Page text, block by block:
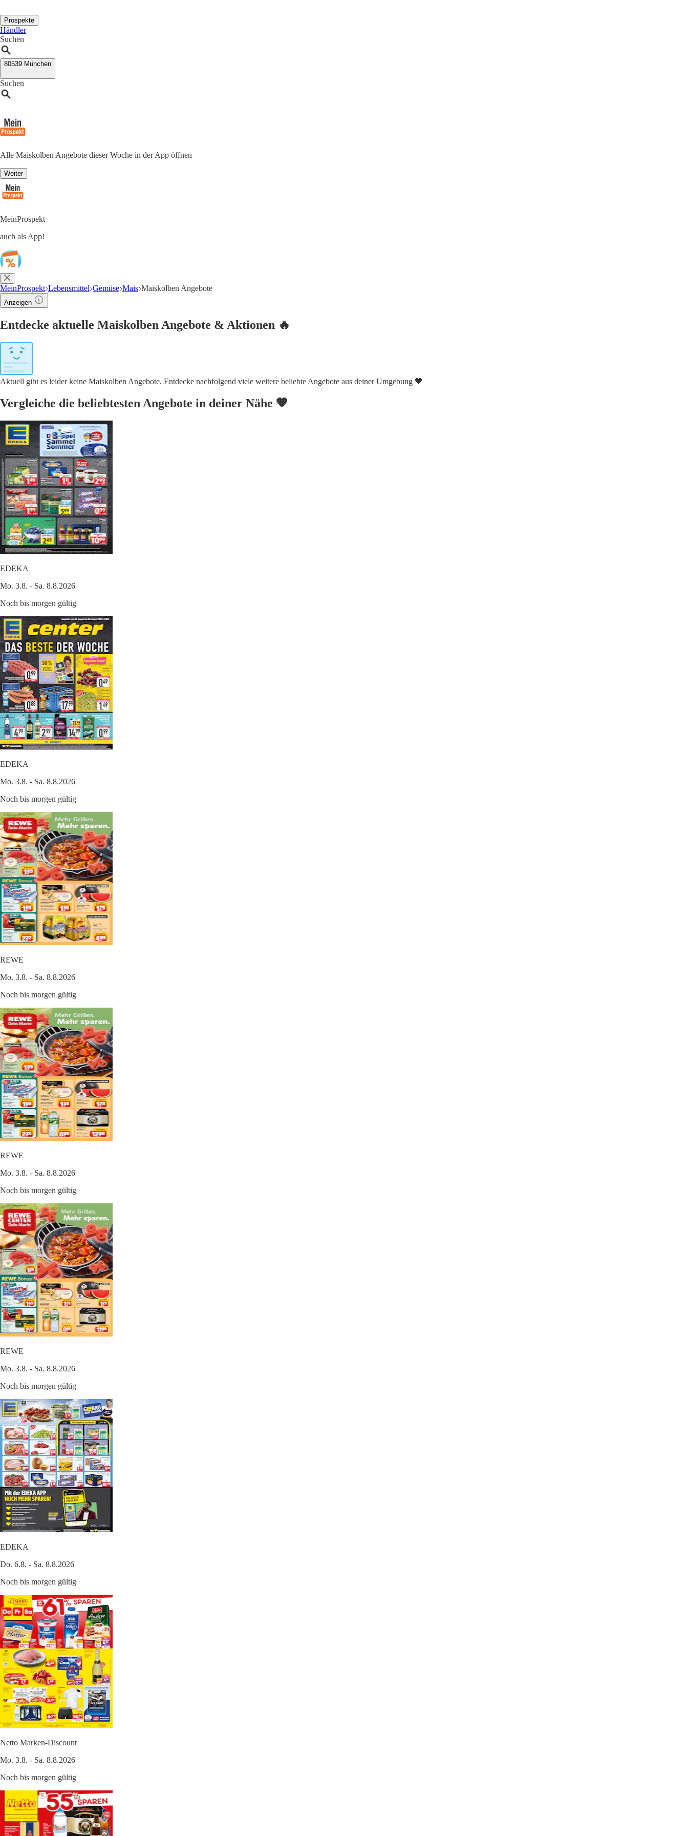
Prospekte
Händler
Suchen
80539 München
Suchen
Alle Maiskolben Angebote dieser Woche in der App öffnen
Weiter
MeinProspekt
auch als App!
MeinProspekt Lebensmittel Gemüse Mais Maiskolben Angebote
Anzeigen
Entdecke aktuelle Maiskolben Angebote & Aktionen 🔥
Aktuell gibt es leider keine Maiskolben Angebote. Entdecke nachfolgend viele weitere beliebte Angebote aus deiner Umgebung 🧡
Vergleiche die beliebtesten Angebote in deiner Nähe 🧡
EDEKA
Mo. 3.8. - Sa. 8.8.2026
Noch bis morgen gültig
EDEKA
Mo. 3.8. - Sa. 8.8.2026
Noch bis morgen gültig
REWE
Mo. 3.8. - Sa. 8.8.2026
Noch bis morgen gültig
REWE
Mo. 3.8. - Sa. 8.8.2026
Noch bis morgen gültig
REWE
Mo. 3.8. - Sa. 8.8.2026
Noch bis morgen gültig
EDEKA
Do. 6.8. - Sa. 8.8.2026
Noch bis morgen gültig
Netto Marken-Discount
Mo. 3.8. - Sa. 8.8.2026
Noch bis morgen gültig